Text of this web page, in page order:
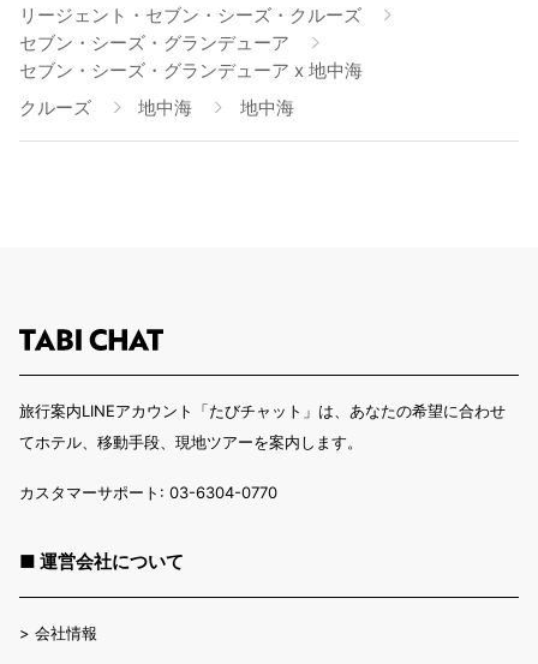
リージェント・セブン・シーズ・クルーズ
セブン・シーズ・グランデューア
セブン・シーズ・グランデューア x 地中海
クルーズ
地中海 地中海
旅行案内LINEアカウント「たびチャット」は、あなたの希望に合わせ
てホテル、移動手段、現地ツアーを案内します。
カスタマーサポート: 03-6304-0770
■ 運営会社について
> 会社情報